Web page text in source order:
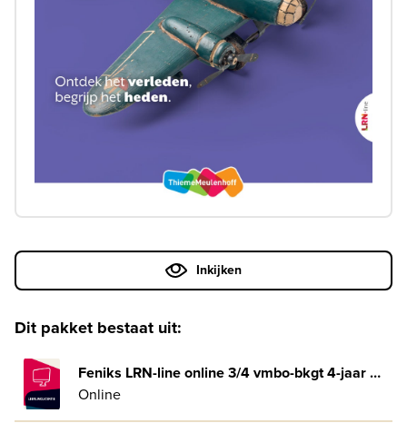
Inkijken
Dit pakket bestaat uit:
Feniks LRN-line online 3/4 vmbo-bkgt 4-jaar afname
Online